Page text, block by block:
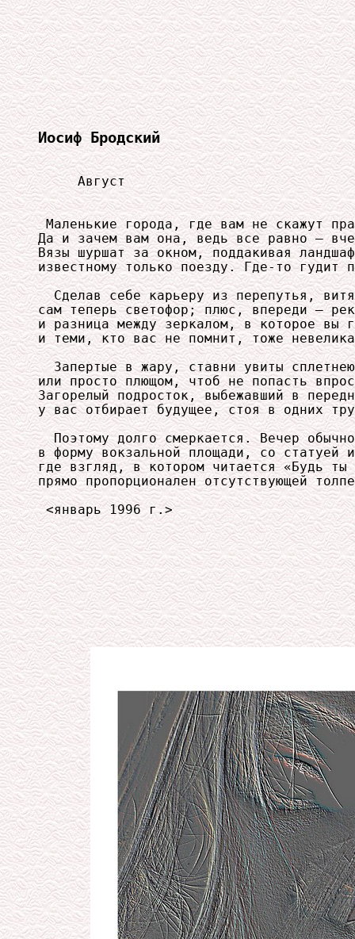
Иосиф Бродский
     Август
Маленькие города, где вам не скажут
Да и зачем вам она, ведь все равно —
Вязы шуршат за окном, поддакивая
известному только поезду. Где-то гудит
Сделав себе карьеру из перепутья,
сам теперь светофор; плюс, впереди —
и разница между зеркалом, в которое вы
и теми, кто вас не помнит, тоже
  Запертые в жару, ставни увиты сплетнею
или просто плющом, чтоб не попасть
Загорелый подросток, выбежавший в
у вас отбирает будущее, стоя в одних
Поэтому долго смеркается. Вечер
в форму вокзальной площади, со
где взгляд, в котором читается «Будь ты
прямо пропорционален отсутствующей
<январь 1996 г.>